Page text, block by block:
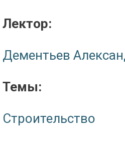
Лектор:
Дементьев
Темы:
Строительство